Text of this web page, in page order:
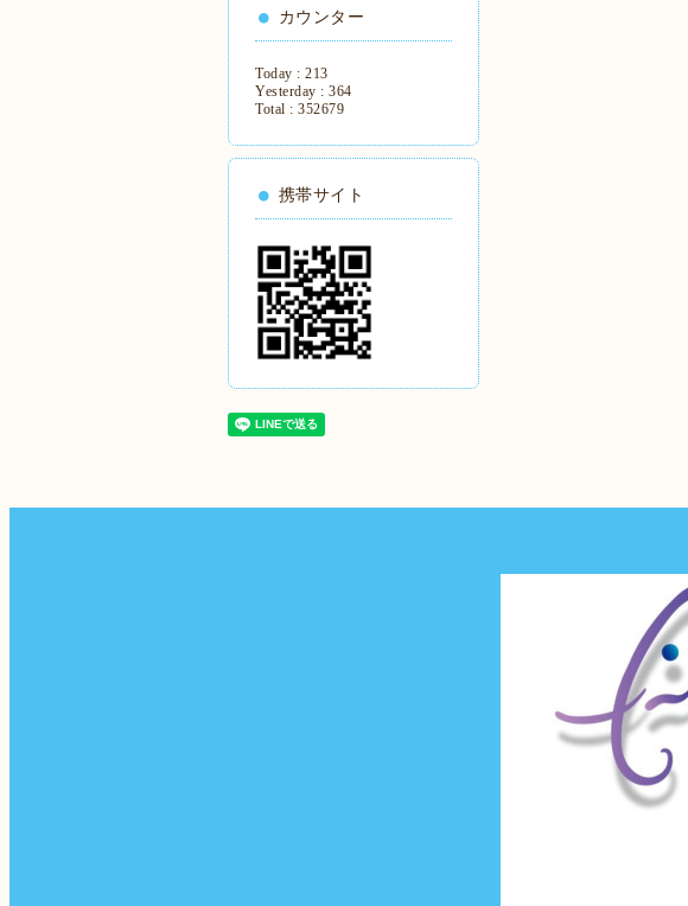
カウンター
Today : 213
Yesterday : 364
Total : 352679
携帯サイト